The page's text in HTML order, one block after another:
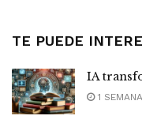
TE PUEDE
IA
1